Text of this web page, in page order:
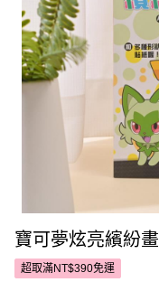
寶可夢炫亮繽紛畫
超取滿NT$390免運